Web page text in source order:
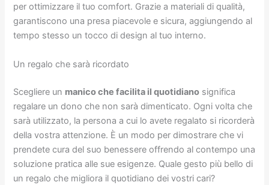
per ottimizzare il tuo comfort. Grazie a materiali di qualità,
garantiscono una presa piacevole e sicura, aggiungendo al
tempo stesso un tocco di design al tuo interno.
Un regalo che sarà ricordato
Scegliere un manico che facilita il quotidiano significa
regalare un dono che non sarà dimenticato. Ogni volta che
sarà utilizzato, la persona a cui lo avete regalato si ricorderà
della vostra attenzione. È un modo per dimostrare che vi
prendete cura del suo benessere offrendo al contempo una
soluzione pratica alle sue esigenze. Quale gesto più bello di
un regalo che migliora il quotidiano dei vostri cari?